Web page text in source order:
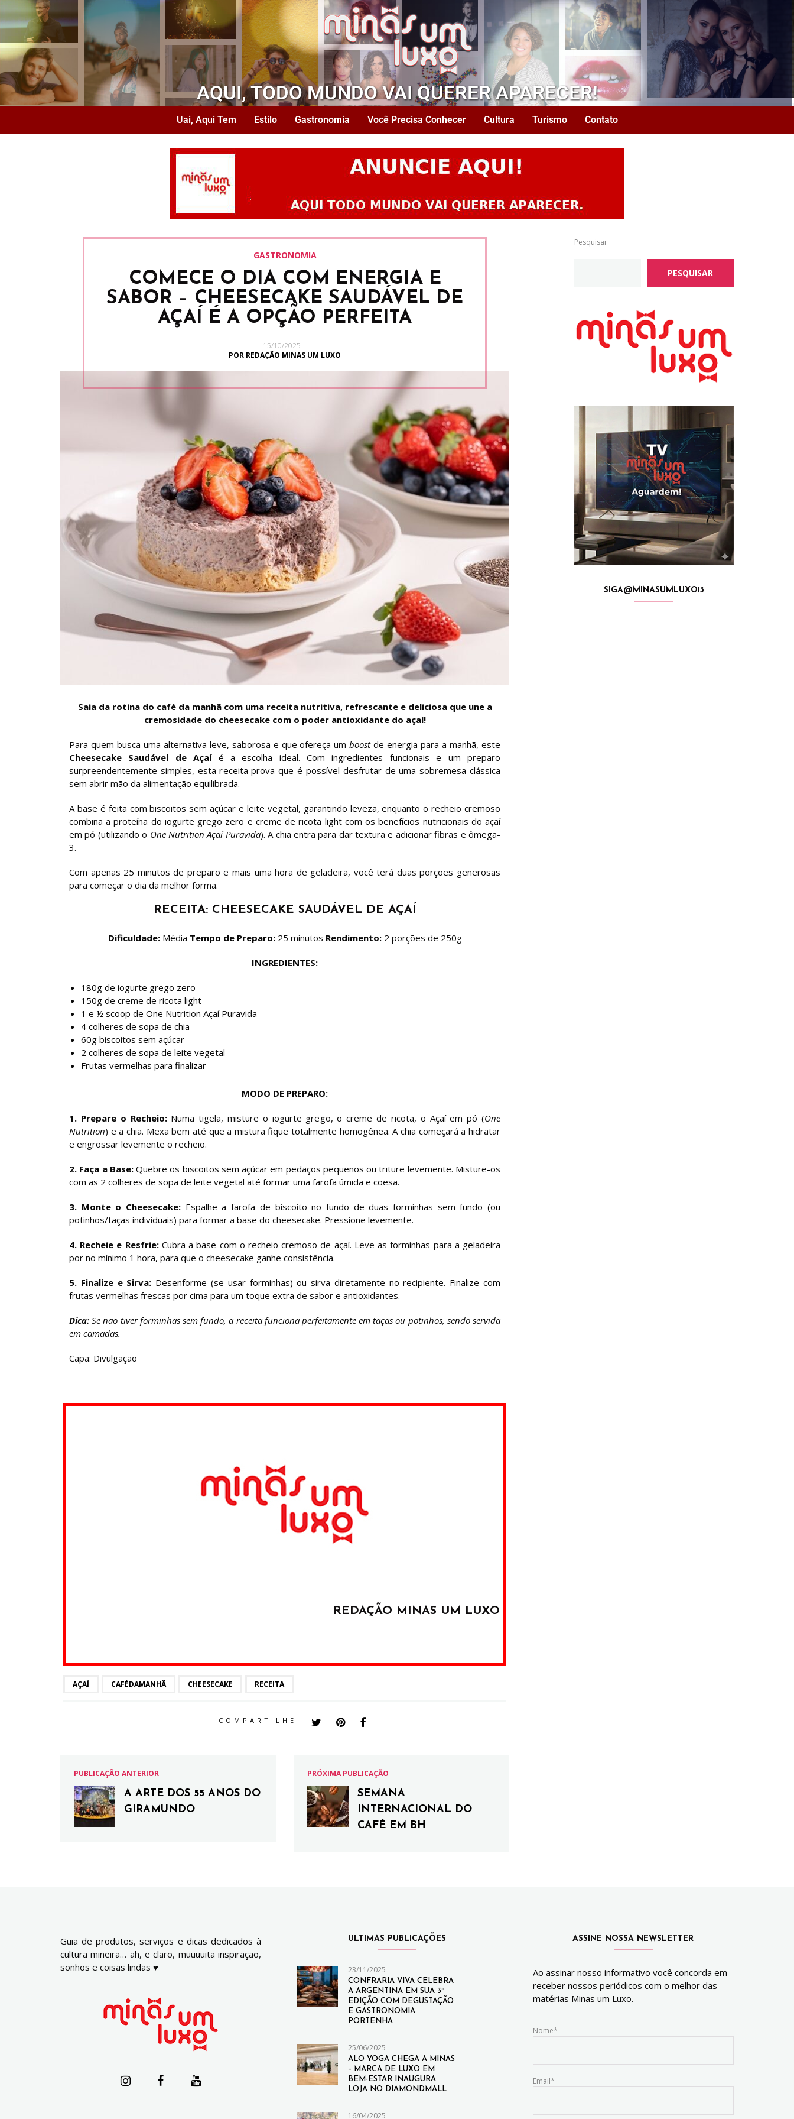
AQUI, TODO MUNDO VAI QUERER APARECER!
Uai, Aqui Tem Estilo Gastronomia Você Precisa Conhecer Cultura Turismo Contato
GASTRONOMIA
COMECE O DIA COM ENERGIA E
SABOR – CHEESECAKE SAUDÁVEL DE
AÇAÍ É A OPÇÃO PERFEITA
15/10/2025
POR REDAÇÃO MINAS UM LUXO
Saia da rotina do café da manhã com uma receita nutritiva, refrescante e deliciosa que une a
cremosidade do cheesecake com o poder antioxidante do açaí!
Para quem busca uma alternativa leve, saborosa e que ofereça umboostde energia para a manhã, este
Cheesecake Saudável de Açaíé a escolha ideal. Com ingredientes funcionais e um preparo
surpreendentemente simples, esta receita prova que é possível desfrutar de uma sobremesa clássica
sem abrir mão da alimentação equilibrada.
A base é feita com biscoitos sem açúcar e leite vegetal, garantindo leveza, enquanto o recheio cremoso
combina a proteína do iogurte grego zero e creme de ricota light com os benefícios nutricionais do açaí
em pó (utilizando o One Nutrition Açaí Puravida). A chia entra para dar textura e adicionar fibras e ômega-
3.
Com apenas 25 minutos de preparo e mais uma hora de geladeira, você terá duas porções generosas
para começar o dia da melhor forma.
RECEITA: CHEESECAKE SAUDÁVEL DE AÇAÍ
Dificuldade:Média Tempo de Preparo:25 minutos Rendimento:2 porções de 250g
INGREDIENTES:
180g de iogurte grego zero
150g de creme de ricota light
1 e ½ scoop de One Nutrition Açaí Puravida
4 colheres de sopa de chia
60g biscoitos sem açúcar
2 colheres de sopa de leite vegetal
Frutas vermelhas para finalizar
MODO DE PREPARO:
1. Prepare o Recheio:Numa tigela, misture o iogurte grego, o creme de ricota, o Açaí em pó (One
Nutrition) e a chia. Mexa bem até que a mistura fique totalmente homogênea. A chia começará a hidratar
e engrossar levemente o recheio.
2. Faça a Base:Quebre os biscoitos sem açúcar em pedaços pequenos ou triture levemente. Misture-os
com as 2 colheres de sopa de leite vegetal até formar uma farofa úmida e coesa.
3. Monte o Cheesecake: Espalhe a farofa de biscoito no fundo de duas forminhas sem fundo (ou
potinhos/taças individuais) para formar a base do cheesecake. Pressione levemente.
4. Recheie e Resfrie:Cubra a base com o recheio cremoso de açaí. Leve as forminhas para a geladeira
por no mínimo 1 hora, para que o cheesecake ganhe consistência.
5. Finalize e Sirva: Desenforme (se usar forminhas) ou sirva diretamente no recipiente. Finalize com
frutas vermelhas frescas por cima para um toque extra de sabor e antioxidantes.
Dica: Se não tiver forminhas sem fundo, a receita funciona perfeitamente em taças ou potinhos, sendo servida
em camadas.
Capa: Divulgação
REDAÇÃO MINAS UM LUXO
AÇAÍ CAFÉDAMANHÃ CHEESECAKE RECEITA
COMPARTILHE
PUBLICAÇÃO ANTERIOR
A ARTE DOS 55 ANOS DO
GIRAMUNDO
PRÓXIMA PUBLICAÇÃO
SEMANA
INTERNACIONAL DO
CAFÉ EM BH
Pesquisar
PESQUISAR
SIGA@MINASUMLUXO13
Guia de produtos, serviços e dicas dedicados à
cultura mineira… ah, e claro, muuuuita inspiração,
sonhos e coisas lindas ♥
ULTIMAS PUBLICAÇÕES
23/11/2025
CONFRARIA VIVA CELEBRA
A ARGENTINA EM SUA 3ª
EDIÇÃO COM DEGUSTAÇÃO
E GASTRONOMIA
PORTENHA
25/06/2025
ALO YOGA CHEGA A MINAS
– MARCA DE LUXO EM
BEM-ESTAR INAUGURA
LOJA NO DIAMONDMALL
16/04/2025
ASSINE NOSSA NEWSLETTER
Ao assinar nosso informativo você concorda em
receber nossos periódicos com o melhor das
matérias Minas um Luxo.
Nome*
Email*